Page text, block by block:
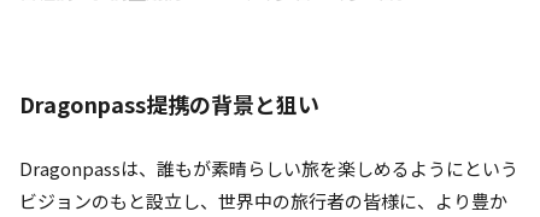
Dragonpass提携の背景と狙い
Dragonpassは、誰もが素晴らしい旅を楽しめるようにという
ビジョンのもと設立し、世界中の旅行者の皆様に、より豊か